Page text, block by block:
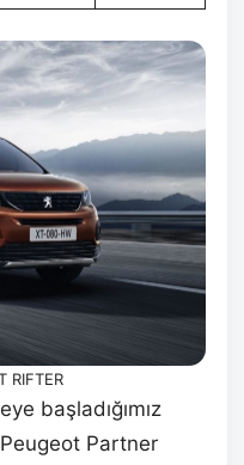
RIFTER
başladığımız
Partner